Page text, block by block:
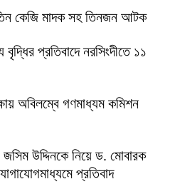
কেজি মাদক সহ তিনজন আটক
প্রতিবাদে নরসিংদীতে ১১
অবিলম্বে গণমাধ্যম কমিশন
উদ্দিনকে নিয়ে ড. মোবারক
প্রতিবাদ